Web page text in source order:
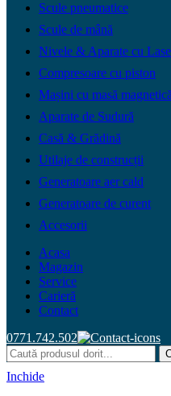
Scule pneumatice
Scule de mână
Nivele & Aparate cu
Compresoare cu piston
Mașini cu masă magnetică
Aparate de Sudură
Casă & Grădină
Utilaje de construcții
Generatoare aer cald
Generatoare de curent
Accesorii
Acasa
Magazin
Service
Carieră
Contact
0771.742.502
Inchide